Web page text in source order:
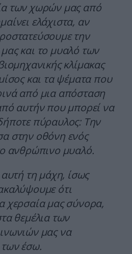
των χωρών μας από
ελάχιστα, αν
την
και το μυαλό των
κλίμακας
και τα ψέματα που
από μια απόσταση
αυτήν που μπορεί να
πύραυλος: Την
στην οθόνη ενός
ανθρώπινο μυαλό.
τη μάχη, ίσως
ότι
χερσαία μας σύνορα,
θεμέλια των
μας να
έσω.